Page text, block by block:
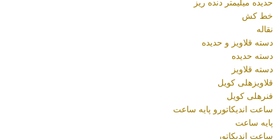
حدیده میلیمتر دنده ریز
خط کش
نقاله
دسته قلاویز و حدیده
دسته حدیده
دسته قلاویز
قلاویزهلی کویل
فنرهلی کویل
ساعت اندیکاتورو پایه ساعت
پایه ساعت
ساعت اندیکاتور